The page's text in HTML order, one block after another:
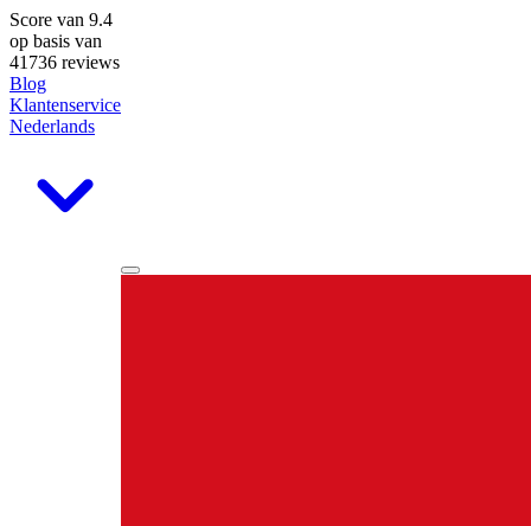
Score van 9.4
op basis van
41736 reviews
Blog
Klantenservice
Nederlands